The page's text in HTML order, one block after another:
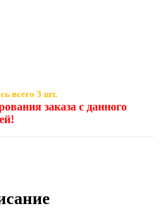
всего 3 шт.
заказа с данного